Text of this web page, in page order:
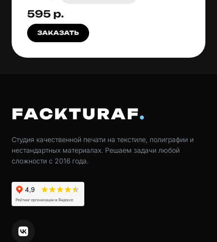
595 р.
ЗАКАЗАТЬ
FACKTURAF
Студия качественной печати на текстиле, полиграфии и
нестандартных материалах. Решаем задачи любой
сложности с 2016 года.